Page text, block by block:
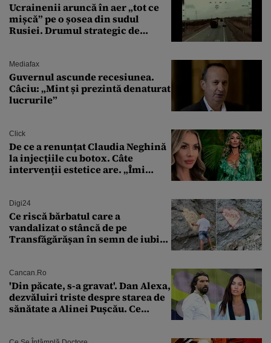
Ucrainenii aruncă în aer „tot ce
mișcă” pe o șosea din sudul
Rusiei. Drumul strategic de
Mediafax
Guvernul ascunde recesiunea.
Câciu: „Mint și prezintă denaturat
lucrurile”
Click
De ce a renunțat Claudia Neghină
la injecțiile cu botox. Câte
intervenții estetice are. „Îmi
Digi24
Ce riscă bărbatul care a
vandalizat o stâncă de pe
Transfăgărășan în semn de iubire
Cancan.ro
'Din păcate, s-a gravat'. Dan Alexa,
dezvăluiri triste despre starea de
sănătate a Alinei Pușcău. Ce